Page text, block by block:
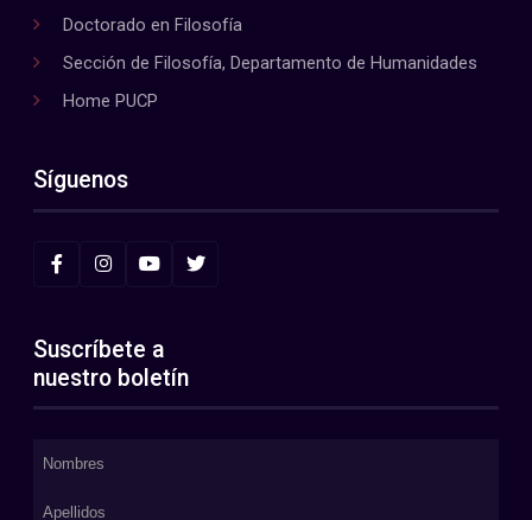
Doctorado en Filosofía
Sección de Filosofía, Departamento de Humanidades
Home PUCP
Síguenos
Suscríbete a
nuestro boletín